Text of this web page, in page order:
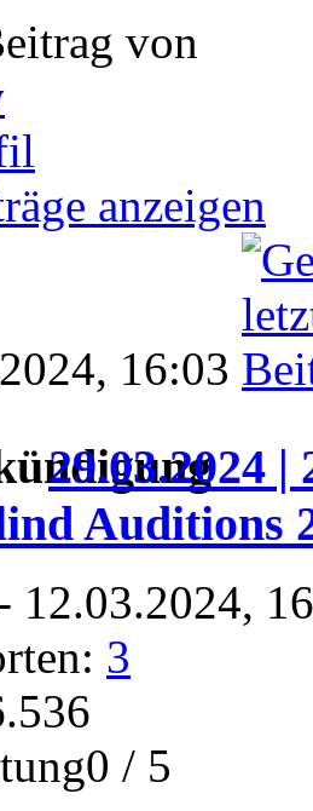
von
anzeigen
16:03
29.03.2024 |
Auditions
12.03.2024,
3
/ 5